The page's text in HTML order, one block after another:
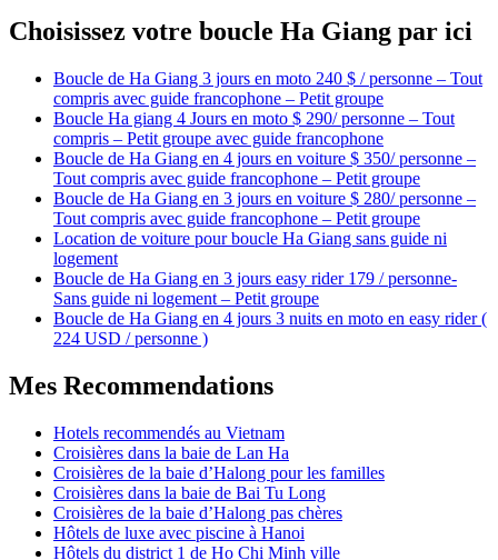
Choisissez votre boucle Ha Giang par ici
Boucle de Ha Giang 3 jours en moto 240 $ / personne – Tout
compris avec guide francophone – Petit groupe
Boucle Ha giang 4 Jours en moto $ 290/ personne – Tout
compris – Petit groupe avec guide francophone
Boucle de Ha Giang en 4 jours en voiture $ 350/ personne –
Tout compris avec guide francophone – Petit groupe
Boucle de Ha Giang en 3 jours en voiture $ 280/ personne –
Tout compris avec guide francophone – Petit groupe
Location de voiture pour boucle Ha Giang sans guide ni
logement
Boucle de Ha Giang en 3 jours easy rider 179 / personne-
Sans guide ni logement – Petit groupe
Boucle de Ha Giang en 4 jours 3 nuits en moto en easy rider (
224 USD / personne )
Mes Recommendations
Hotels recommendés au Vietnam
Croisières dans la baie de Lan Ha
Croisières de la baie d’Halong pour les familles
Croisières dans la baie de Bai Tu Long
Croisières de la baie d’Halong pas chères
Hôtels de luxe avec piscine à Hanoi
Hôtels du district 1 de Ho Chi Minh ville